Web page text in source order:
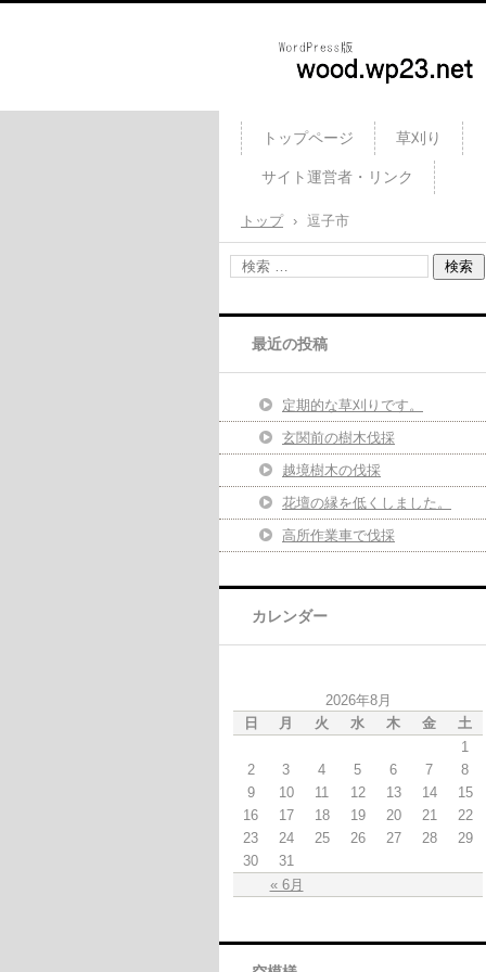
刈り、コンクリート・ウッ
ッキの撤去、物置・プレハ
車庫・カーポートの解体
を承ります。 横浜市・川
市・横須賀市・藤沢市・厚
市・相模原市 etc..
トップページ 草刈り
サイト運営者・リンク
トップ › 逗子市
最近の投稿
定期的な草刈りです。
玄関前の樹木伐採
越境樹木の伐採
花壇の縁を低くしました。
高所作業車で伐採
カレンダー
2026年8月
日
月 火 水 木 金 土
« 6月
1
2
3 4 5 6 7
8
9
10 11 12 13 14
15
16
17 18 19 20 21
22
23
24 25 26 27 28
29
30
31